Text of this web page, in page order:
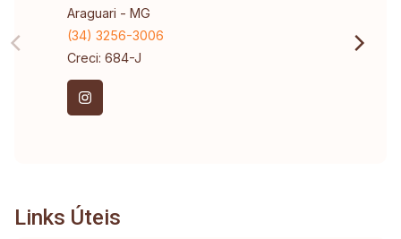
Araguari - MG
(34) 3256-3006
Creci: 684-J
Links Úteis